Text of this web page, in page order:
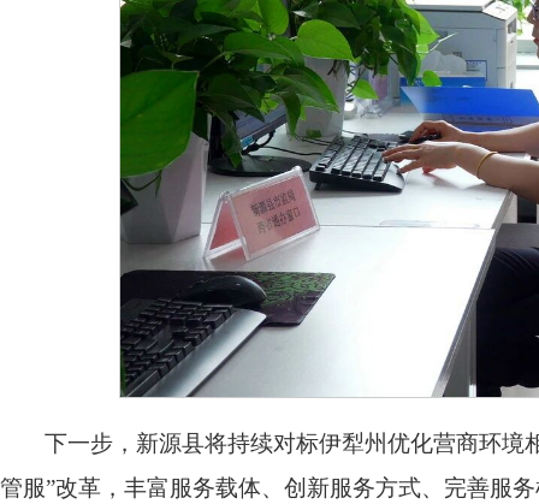
下一步，新源县将持续对标伊犁州优化营商环境
管服”改革，丰富服务载体、创新服务方式、完善服